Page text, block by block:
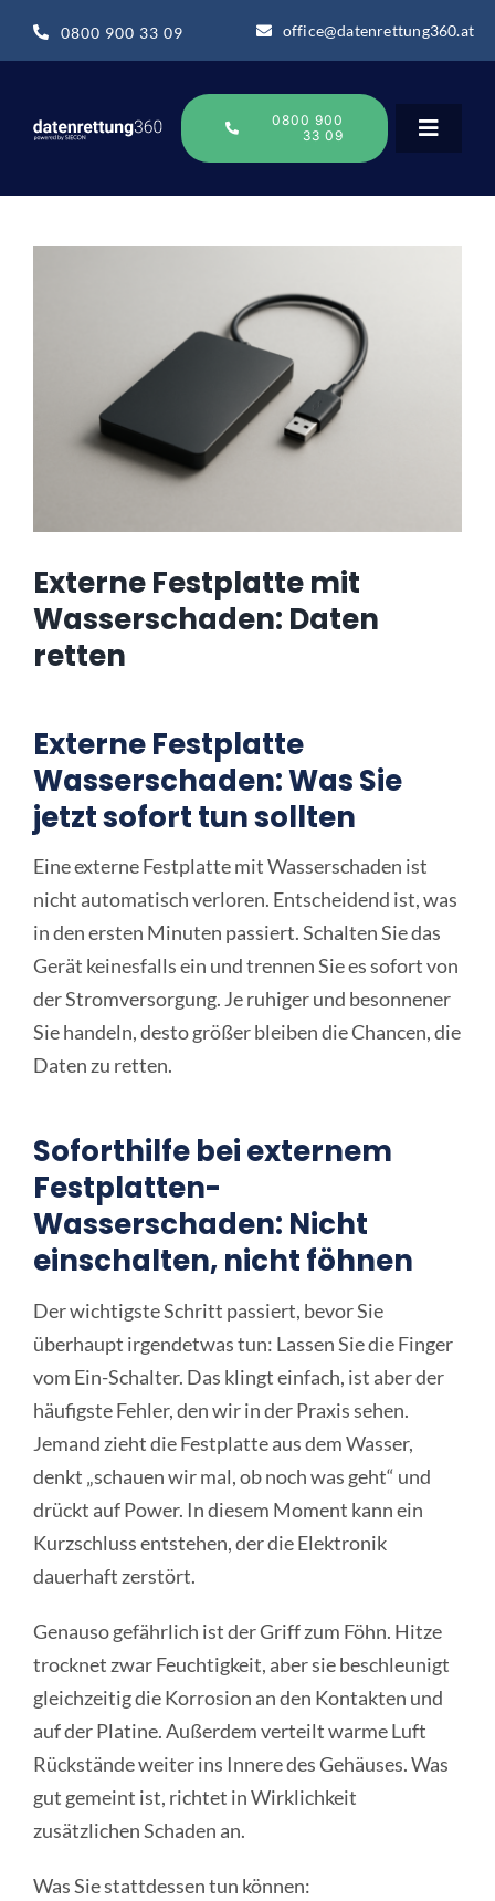
Inhalt
0800 900 33 09 office@datenrettung360.at
0800 900
33 09
Toggle
Datenrettung-Wissen
Business
Externe Festplatte mit
Wasserschaden: Daten
retten
Externe Festplatte
Wasserschaden: Was Sie
jetzt sofort tun sollten
Eine externe Festplatte mit Wasserschaden ist
nicht automatisch verloren. Entscheidend ist, was
in den ersten Minuten passiert. Schalten Sie das
Gerät keinesfalls ein und trennen Sie es sofort von
der Stromversorgung. Je ruhiger und besonnener
Sie handeln, desto größer bleiben die Chancen, die
Daten zu retten.
Soforthilfe bei externem
Festplatten-
Wasserschaden: Nicht
einschalten, nicht föhnen
Der wichtigste Schritt passiert, bevor Sie
überhaupt irgendetwas tun: Lassen Sie die Finger
vom Ein-Schalter. Das klingt einfach, ist aber der
häufigste Fehler, den wir in der Praxis sehen.
Jemand zieht die Festplatte aus dem Wasser,
denkt „schauen wir mal, ob noch was geht“ und
drückt auf Power. In diesem Moment kann ein
Kurzschluss entstehen, der die Elektronik
dauerhaft zerstört.
Genauso gefährlich ist der Griff zum Föhn. Hitze
trocknet zwar Feuchtigkeit, aber sie beschleunigt
gleichzeitig die Korrosion an den Kontakten und
auf der Platine. Außerdem verteilt warme Luft
Rückstände weiter ins Innere des Gehäuses. Was
gut gemeint ist, richtet in Wirklichkeit
zusätzlichen Schaden an.
Was Sie stattdessen tun können: